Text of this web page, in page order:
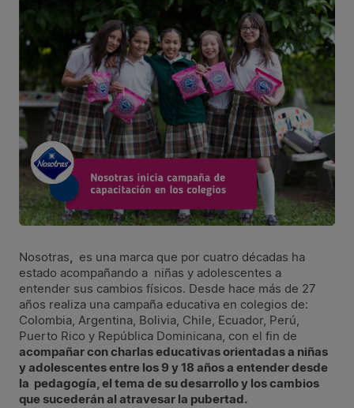
Nosotras, es una marca que por cuatro décadas ha
estado acompañando a niñas y adolescentes a
entender sus cambios físicos. Desde hace más de 27
años realiza una campaña educativa en colegios de:
Colombia, Argentina, Bolivia, Chile, Ecuador, Perú,
Puerto Rico y República Dominicana, con el fin de
acompañar con charlas educativas orientadas a niñas
y adolescentes entre los 9 y 18 años a entender desde
la pedagogía, el tema de su desarrollo y los cambios
que sucederán al atravesar la pubertad.